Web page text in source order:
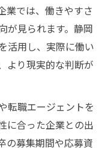
業では、働きやすさ
が見られます。静岡
活用し、実際に働い
より現実的な判断が
転職エージェントを
に合った企業との出
の募集期間や応募資